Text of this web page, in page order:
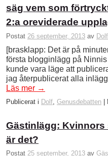
säg vem som
2:a oreviderade
Postat 26 september, 2013 av
[brasklapp: Det är på
första blogginlägg på
kunde vara läge att
jag återpublicerat alla
Läs mer →
Publicerat i Dolf Genusdebatten
Gästinlägg: Kvinnors
är det?
Postat 25 september, 2013 av